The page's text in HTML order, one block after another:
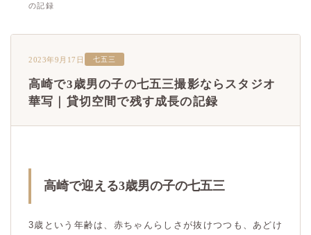
の記録
2023年9月17日 七五三
高崎で3歳男の子の七五三撮影ならスタジオ
華写｜貸切空間で残す成長の記録
高崎で迎える3歳男の子の七五三
3歳という年齢は、赤ちゃんらしさが抜けつつも、あどけ